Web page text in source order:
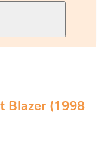
Blazer (1998